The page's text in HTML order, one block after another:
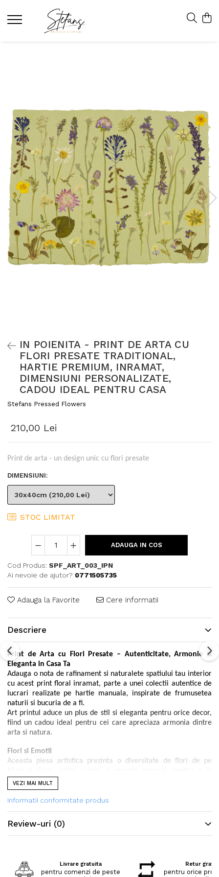
IN POIENITA - PRINT DE ARTA CU
FLORI PRESATE TRADITIONAL,
HARTIE PREMIUM, INRAMAT,
DIMENSIUNI PERSONALIZATE,
CADOU IDEAL PENTRU CASA
Stefans Pressed Flowers
210,00 Lei
Print de arta - un design unic cu flori presate
DIMENSIUNI:
STOC LIMITAT
ADAUGA IN COS
Cod Produs: SPF_ART_003_IPN
Ai nevoie de ajutor? 0771505735
Adauga la Favorite Cere informatii
Descriere
Print de Arta cu Flori Presate – Autenticitate, Armonie si
Eleganta in Casa Ta
Adauga o nota de rafinament si naturalete spatiului tau interior
cu acest print floral inramat, parte a unei colectii autentice de
lucrari realizate pe hartie manuala, inspirate de frumusetea
naturii si bucuria de a fi.
Art printul aduce un plus de stil si eleganta pentru orice decor,
fiind un cadou ideal pentru cei care apreciaza armonia dintre
arta si natura.
Flori si Emotii
Aceasta piesa artistica prezinta o diversitate de flori de pe
pastra frumusetea naturala.
Art printul nu este o simpla imagine, ci o invitatie la
contemplare si apreciere a frumusetii care ne inconjoara.
Sustenabilitate si Arta Florala Autentica
Mai mult decat o decoratiune cu flori, acest art print
promoveaza sustenabilitatea. Hartia colorata utilizata pentru
Fiecare coala reciclata are o poveste proprie, contribuind la
VEZI MAI MULT
Informatii conformitate produs
Review-uri (0)
Livrare gratuita
pentru comenzi de peste
Retur
pentru orice